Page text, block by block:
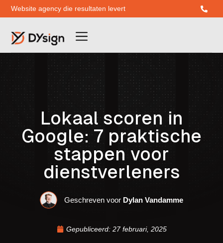
Website agency die resultaten levert
Lokaal scoren in
Google: 7 praktische
stappen voor
dienstverleners
Geschreven voor Dylan Vandamme
Gepubliceerd: 27 februari, 2025